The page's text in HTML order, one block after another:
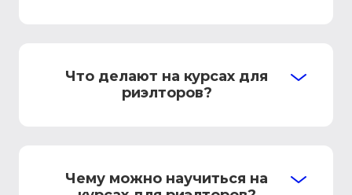
Что делают на курсах для
риэлторов?
Чему можно научиться на